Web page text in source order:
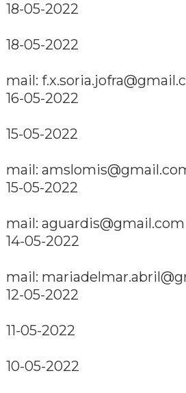
18-05-2022
18-05-2022
mail:
16-05-2022
15-05-2022
mail:
15-05-2022
mail: aguardis@gmail.com
14-05-2022
mail:
12-05-2022
11-05-2022
10-05-2022